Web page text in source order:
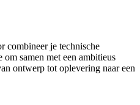
combineer je technische
samen met een ambitieus
ontwerp tot oplevering naar een